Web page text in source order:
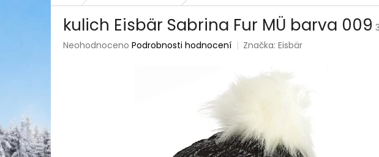
kulich Eisbär Sabrina Fur MÜ barva 009
Průměrné
Neohodnoceno Podrobnosti hodnocení Značka:Eisbär